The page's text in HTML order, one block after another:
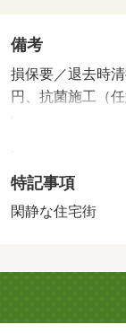
備考
損保要／退去時
円、抗菌施工（
５５０円／月、
保証会社利用必
／仲介手数料不
ン／ＴＶインタ
ラルガーデン国
立川店（その他
他）まで２９０
特記事項
閑静な住宅街